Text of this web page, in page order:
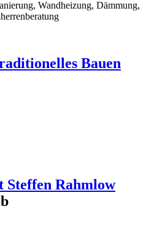
Wandheizung, Dämmung,
Bauen
Steffen Rahmlow